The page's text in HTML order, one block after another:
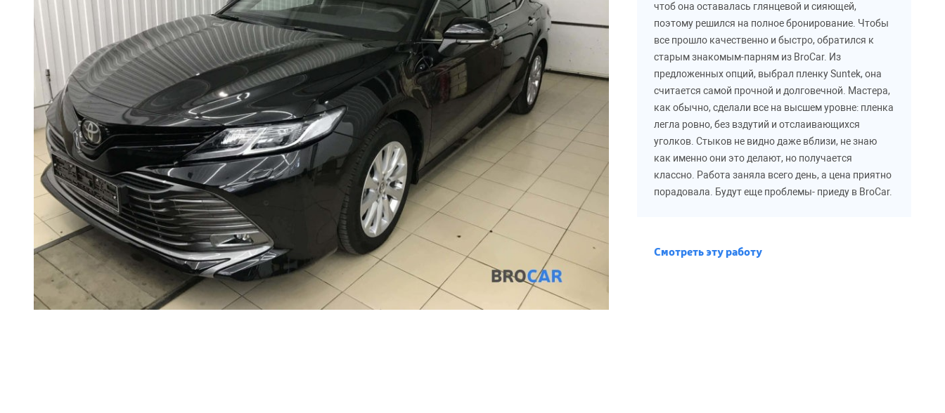
чтоб она оставалась глянцевой и сияющей,
поэтому решился на полное бронирование. Чтобы
все прошло качественно и быстро, обратился к
старым знакомым-парням из BroCar. Из
предложенных опций, выбрал пленку Suntek, она
считается самой прочной и долговечной. Мастера,
как обычно, сделали все на высшем уровне: пленка
легла ровно, без вздутий и отслаивающихся
уголков. Стыков не видно даже вблизи, не знаю
как именно они это делают, но получается
классно. Работа заняла всего день, а цена приятно
порадовала. Будут еще проблемы- приеду в BroCar.
Смотреть эту работу